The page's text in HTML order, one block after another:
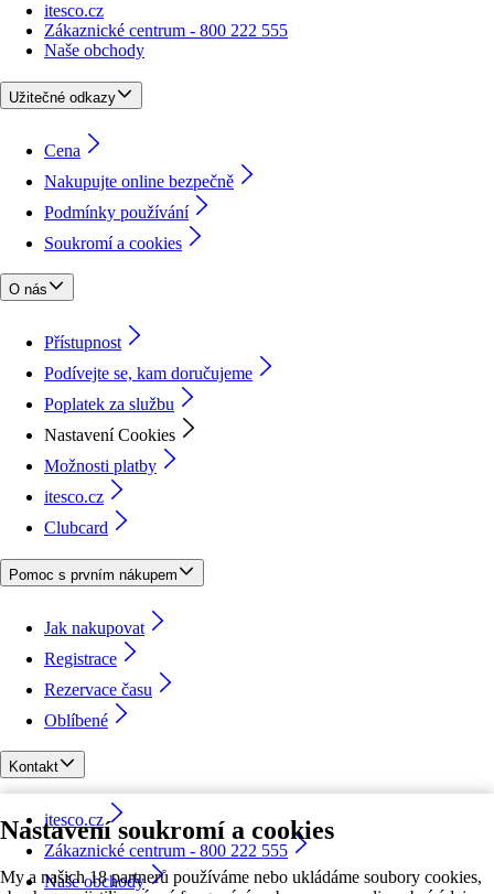
Nastavení soukromí a cookies
My a našich 18 partnerů používáme nebo ukládáme soubory cookies,
itesco.cz
Zákaznické centrum - 800 222 555
Naše obchody
Užitečné odkazy
Cena
Nakupujte online bezpečně
Podmínky používání
Soukromí a cookies
O nás
Přístupnost
Podívejte se, kam doručujeme
Poplatek za službu
Nastavení Cookies
Možnosti platby
itesco.cz
Clubcard
Pomoc s prvním nákupem
Jak nakupovat
Registrace
Rezervace času
Oblíbené
Kontakt
itesco.cz
Zákaznické centrum - 800 222 555
Naše obchody